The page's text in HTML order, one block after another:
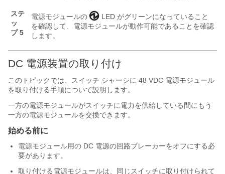
ステ
ッ
プ 5
電源モジュールの
LED がグリーンになっていること
を確認して、電源モジュールが動作可能であることを確認
します。
DC 電源装置の取り付け
このトピックでは、スイッチ シャーシに 48 VDC 電源モジュール
を取り付ける手順について説明します。
一方の電源モジュールがスイッチに電力を供給している間にもう
一方の電源モジュールを交換できます。
始める前に
電源モジュール用の DC 電源の回路ブレーカーをオフにする必
要があります。
取り付ける電源モジュールは、同じスイッチに取り付けられて